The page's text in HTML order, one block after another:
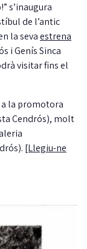
s’inaugura
de l’antic
la sevaestrena
i Genís Sinca
visitar fins el
a la promotora
Cendrós), molt
[Llegiu-ne